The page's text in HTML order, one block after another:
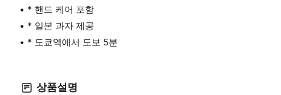
* 핸드 케어 포함
* 일본 과자 제공
* 도쿄역에서 도보 5분
상품설명